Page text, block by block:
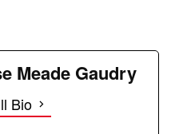
Meade Gaudry
Bio